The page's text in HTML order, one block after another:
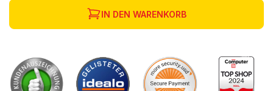
IN DEN WARENKORB